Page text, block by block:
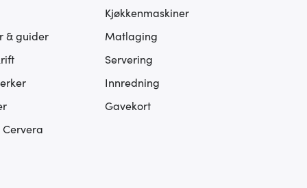
& guider
Cervera
Kjøkkenmaskiner
Matlaging
Servering
Innredning
Gavekort